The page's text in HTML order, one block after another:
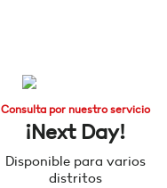
Consulta por nuestro servicio
¡Next Day!
Disponible para varios
distritos